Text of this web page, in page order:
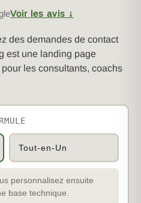
Voir les avis ↓
des demandes de contact
est une landing page
les consultants, coachs
Tout-en-Un
personnalisez ensuite
base technique.